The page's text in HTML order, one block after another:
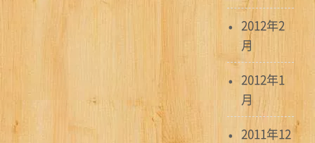
2012年2
月
2012年1
月
2011年12